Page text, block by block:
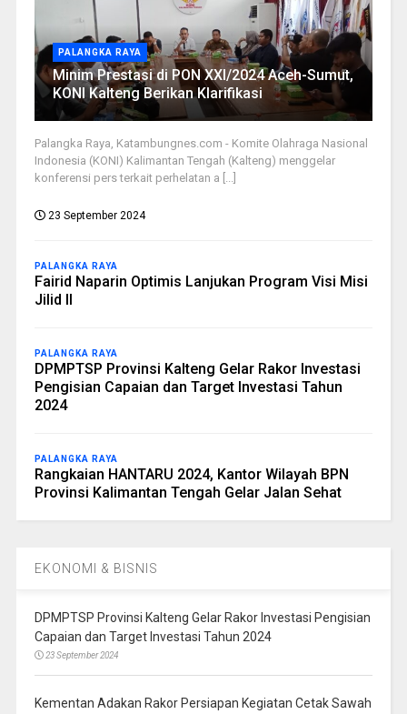
PALANGKA RAYA
Minim Prestasi di PON XXI/2024 Aceh-Sumut,
KONI Kalteng Berikan Klarifikasi
Palangka Raya, Katambungnes.com - Komite Olahraga Nasional
Indonesia (KONI) Kalimantan Tengah (Kalteng) menggelar
konferensi pers terkait perhelatan a [...]
23 September 2024
PALANGKA RAYA
Fairid Naparin Optimis Lanjukan Program Visi Misi
Jilid II
PALANGKA RAYA
DPMPTSP Provinsi Kalteng Gelar Rakor Investasi
Pengisian Capaian dan Target Investasi Tahun
2024
PALANGKA RAYA
Rangkaian HANTARU 2024, Kantor Wilayah BPN
Provinsi Kalimantan Tengah Gelar Jalan Sehat
EKONOMI & BISNIS
DPMPTSP Provinsi Kalteng Gelar Rakor Investasi Pengisian
Capaian dan Target Investasi Tahun 2024
23 September 2024
Kementan Adakan Rakor Persiapan Kegiatan Cetak Sawah